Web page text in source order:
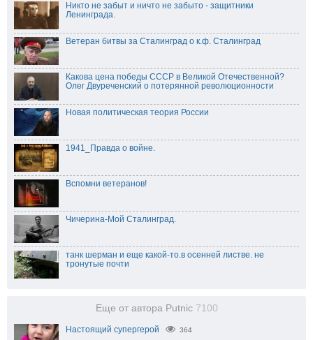
Никто не забыт и ничто не забыто - защитники
Ленинграда.
Ветеран битвы за Сталинград о к.ф. Сталинград
Какова цена победы СССР в Великой Отечественной?
Олег Двуреченский о потерянной революционности
Новая политическая теория России
1941_Правда о войне.
Вспомни ветеранов!
Чичерина-Мой Сталинград.
танк шерман и еще какой-то.в осенней листве. не
тронутые почти
Еще от автора Putnic 7100
Настоящий супергерой 364